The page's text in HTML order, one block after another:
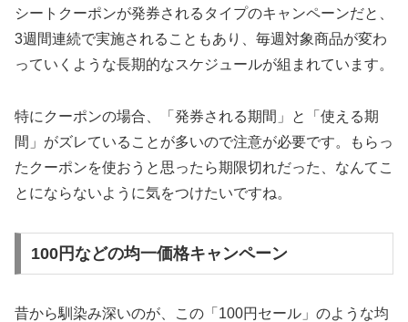
シートクーポンが発券されるタイプのキャンペーンだと、
3週間連続で実施されることもあり、毎週対象商品が変わ
っていくような長期的なスケジュールが組まれています。
特にクーポンの場合、「発券される期間」と「使える期
間」がズレていることが多いので注意が必要です。もらっ
たクーポンを使おうと思ったら期限切れだった、なんてこ
とにならないように気をつけたいですね。
100円などの均一価格キャンペーン
昔から馴染み深いのが、この「100円セール」のような均